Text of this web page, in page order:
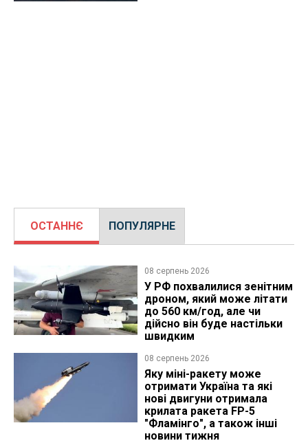
ОСТАННЄ ПОПУЛЯРНЕ
08 серпень 2026
У РФ похвалилися зенітним
дроном, який може літати
до 560 км/год, але чи
дійсно він буде настільки
швидким
08 серпень 2026
Яку міні-ракету може
отримати Україна та які
нові двигуни отримала
крилата ракета FP-5
"Фламінго", а також інші
новини тижня